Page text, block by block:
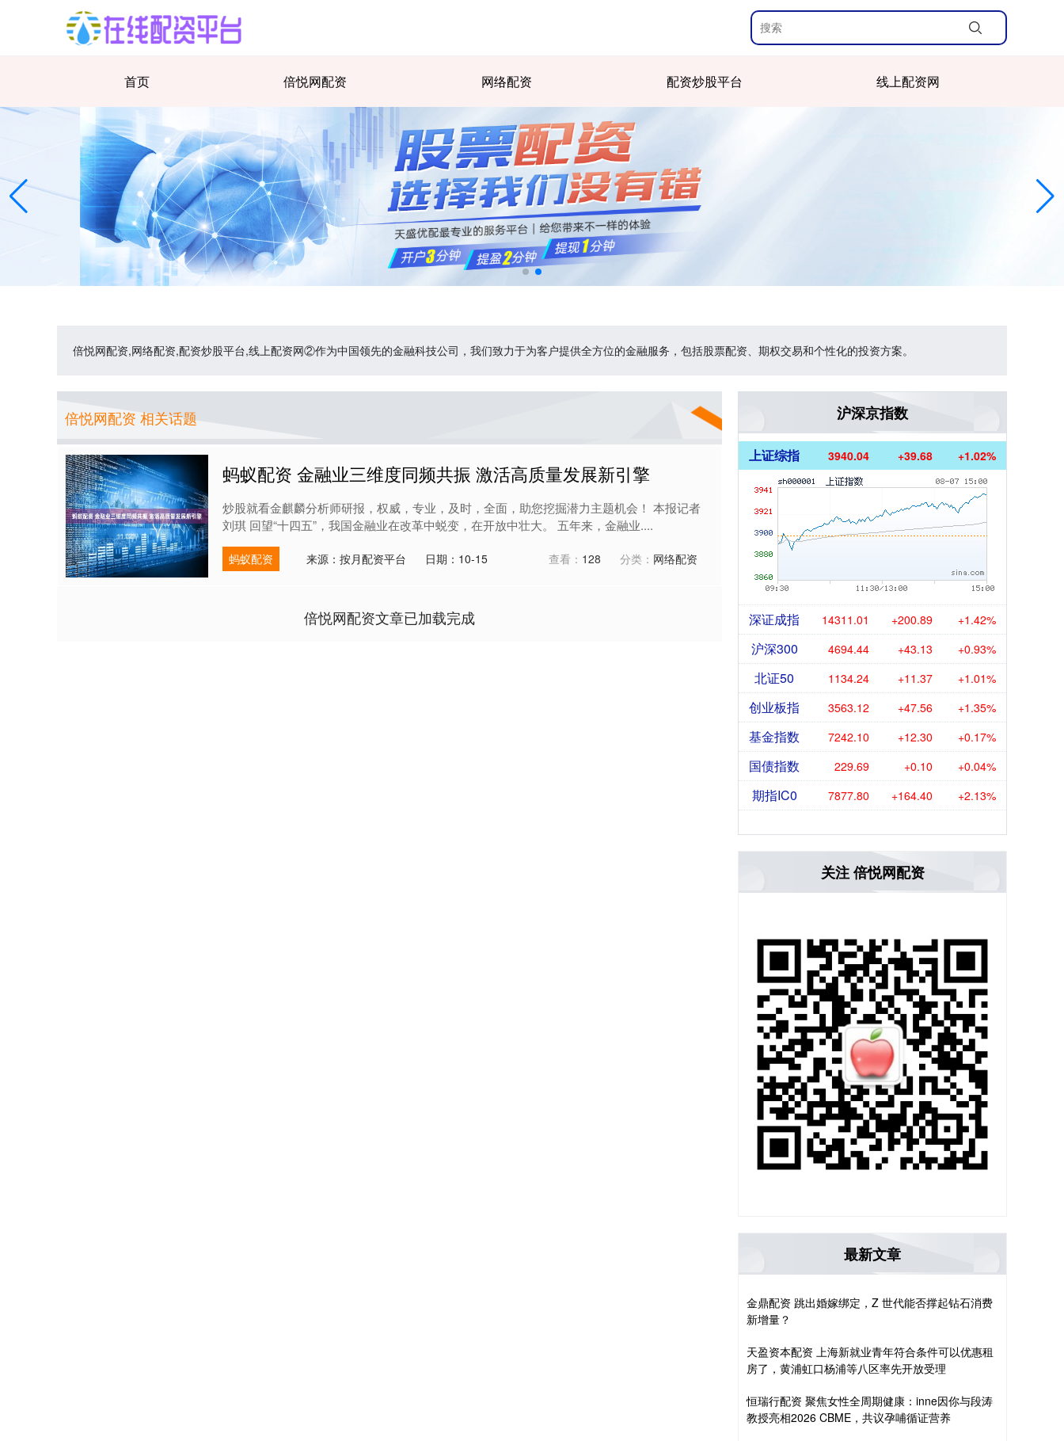
首页 倍悦网配资 网络配资 配资炒股平台 线上配资网
倍悦网配资,网络配资,配资炒股平台,线上配资网②作为中国领先的金融科技公司，我们致力于为客户提供全方位的金融服务，包括股票配资、期权交易和个性化的投资方案。
倍悦网配资 相关话题
蚂蚁配资 金融业三维度同频共振 激活高质量发展新引擎
炒股就看金麒麟分析师研报，权威，专业，及时，全面，助您挖掘潜力主题机会！ 本报记者
刘琪 回望“十四五”，我国金融业在改革中蜕变，在开放中壮大。 五年来，金融业....
蚂蚁配资 来源：按月配资平台 日期：10-15 查看： 128 分类： 网络配资
倍悦网配资文章已加载完成
沪深京指数
上证综指 3940.04 +39.68 +1.02%
深证成指 14311.01 +200.89 +1.42%
沪深300 4694.44 +43.13 +0.93%
北证50 1134.24 +11.37 +1.01%
创业板指 3563.12 +47.56 +1.35%
基金指数 7242.10 +12.30 +0.17%
国债指数 229.69 +0.10 +0.04%
期指IC0 7877.80 +164.40 +2.13%
关注 倍悦网配资
最新文章
金鼎配资 跳出婚嫁绑定，Z 世代能否撑起钻石消费
新增量？
天盈资本配资 上海新就业青年符合条件可以优惠租
房了，黄浦虹口杨浦等八区率先开放受理
恒瑞行配资 聚焦女性全周期健康：inne因你与段涛
教授亮相2026 CBME，共议孕哺循证营养